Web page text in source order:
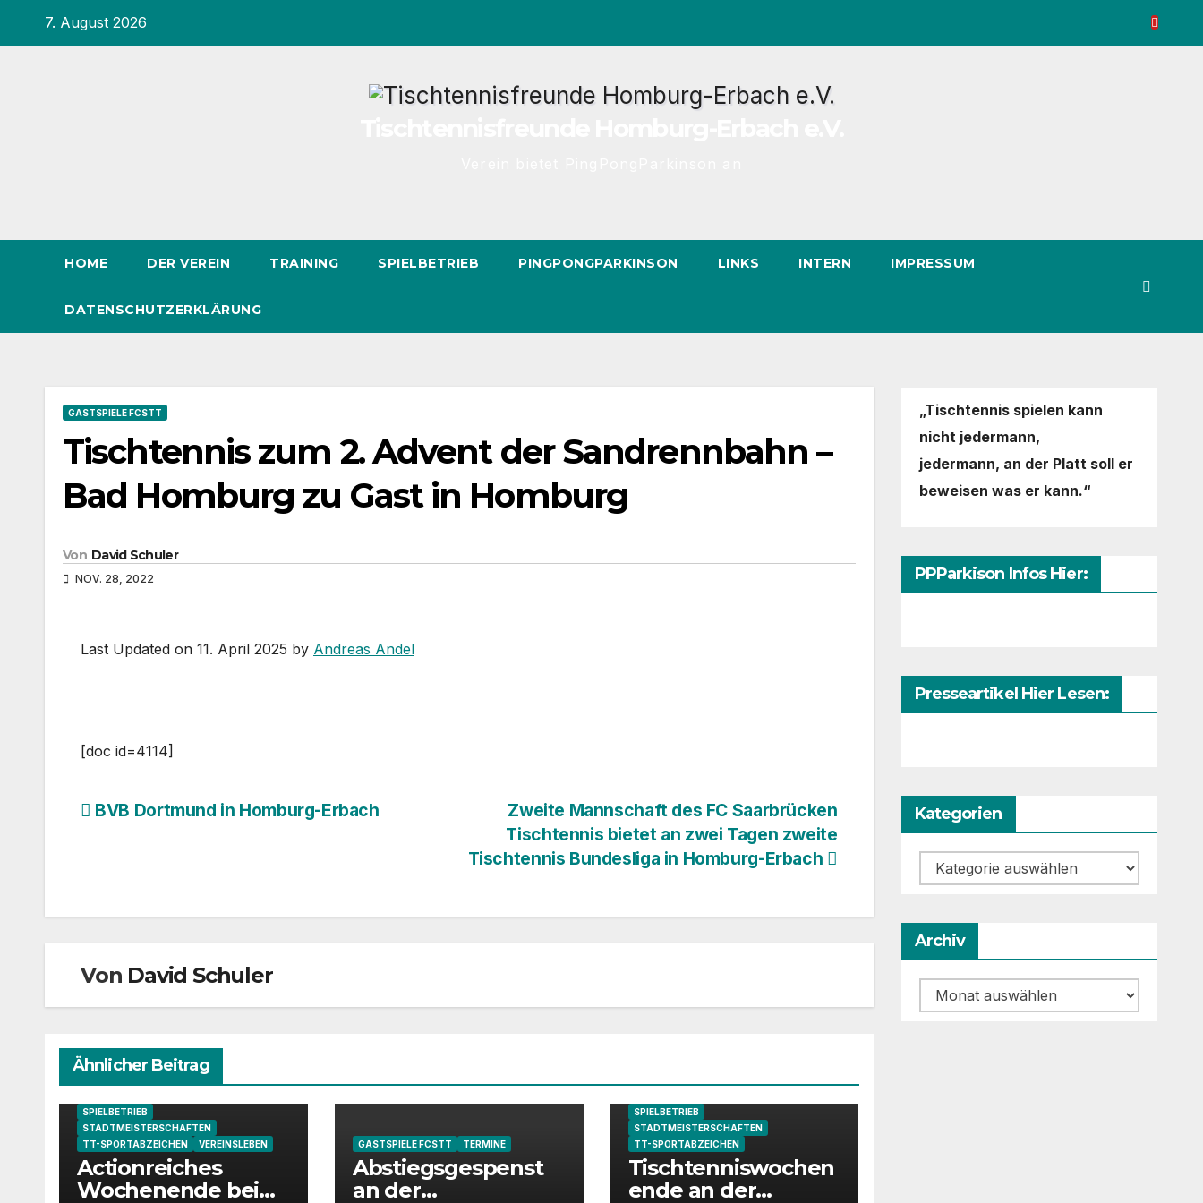
springen7. August 2026
HOME DER VEREIN TRAINING SPIELBETRIEB PINGPONGPARKINSON LINKS INTERN IMPRESSUM
DATENSCHUTZERKLÄRUNG
GASTSPIELE FCSTT
Tischtennis zum 2. Advent der Sandrennbahn –
Bad Homburg zu Gast in Homburg
Von David Schuler
NOV. 28, 2022
Last Updated on 11. April 2025 by Andreas Andel
[doc id=4114]
Beitragsnavigation
Zweite Mannschaft des FC Saarbrücken
Tischtennis bietet an zwei Tagen zweite
Tischtennis Bundesliga in Homburg-Erbach
BVB Dortmund in Homburg-Erbach
Von David Schuler
Ähnlicher Beitrag
GASTSPIELE FCSTT
JUGEND
SPIELBETRIEB
STADTMEISTERSCHAFTEN
TT-SPORTABZEICHEN
VEREINSLEBEN
Actionreiches
Wochenende bei
GASTSPIELE FCSTT TERMINE
Abstiegsgespenst
an der
SPIELBETRIEB
STADTMEISTERSCHAFTEN
TT-SPORTABZEICHEN
Tischtenniswochen
ende an der
„Tischtennis spielen kann
nicht jedermann,
jedermann, an der Platt soll er
beweisen was er kann.“
PPParkison Infos Hier:
Presseartikel Hier Lesen:
Kategorien
Kategorien
Archiv
Archiv